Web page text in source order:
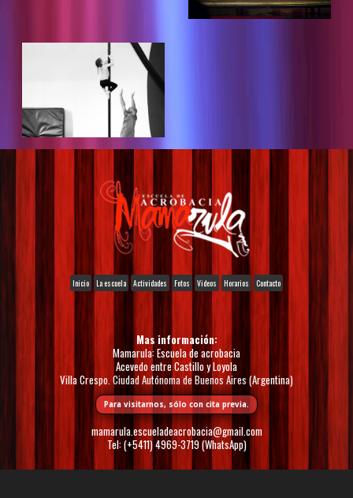
Inicio La escuela Actividades Fotos Videos Horarios Contacto
Mas información:
Mamarula: Escuela de acrobacia
Acevedo entre Castillo y Loyola
Villa Crespo. Ciudad Autónoma de Buenos Aires (Argentina)
Para visitarnos, sólo con cita previa.
mamarula.escueladeacrobacia@gmail.com
Tel: (+5411) 4969-3719 (WhatsApp)